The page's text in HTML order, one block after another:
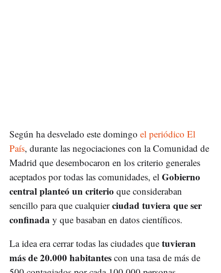
Según ha desvelado este domingo el periódico El
País, durante las negociaciones con la Comunidad de
Madrid que desembocaron en los criterio generales
aceptados por todas las comunidades, el Gobierno
central planteó un criterio que consideraban
sencillo para que cualquierciudad tuviera que ser
confinada y que basaban en datos científicos.
La idea era cerrar todas las ciudades que tuvieran
más de 20.000 habitantes con una tasa de más de